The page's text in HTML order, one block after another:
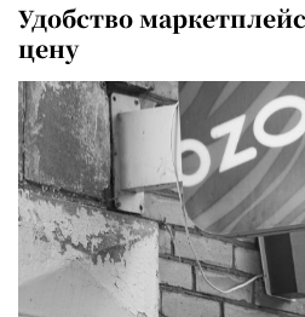
Удобство
цену